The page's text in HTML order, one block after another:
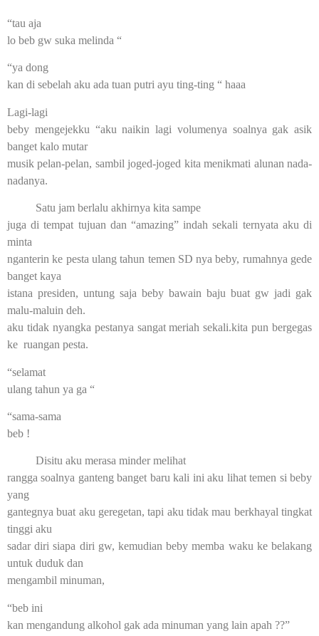
“tau aja
lo beb gw suka melinda “
“ya dong
kan di sebelah aku ada tuan putri ayu ting-ting “ haaa
Lagi-lagi
beby mengejekku “aku naikin lagi volumenya soalnya gak asik
banget kalo mutar
musik pelan-pelan, sambil joged-joged kita menikmati alunan nada-
nadanya.
Satu jam berlalu akhirnya kita sampe
juga di tempat tujuan dan “amazing” indah sekali ternyata aku di
minta
nganterin ke pesta ulang tahun temen SD nya beby, rumahnya gede
banget kaya
istana presiden, untung saja beby bawain baju buat gw jadi gak
malu-maluin deh.
aku tidak nyangka pestanya sangat meriah sekali.kita pun bergegas
ke ruangan pesta.
“selamat
ulang tahun ya ga “
“sama-sama
beb !
Disitu aku merasa minder melihat
rangga soalnya ganteng banget baru kali ini aku lihat temen si beby
yang
gantegnya buat aku geregetan, tapi aku tidak mau berkhayal tingkat
tinggi aku
sadar diri siapa diri gw, kemudian beby memba waku ke belakang
untuk duduk dan
mengambil minuman,
“beb ini
kan mengandung alkohol gak ada minuman yang lain apah ??”